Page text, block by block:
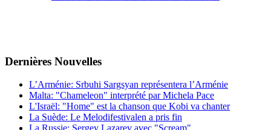
Dernières Νouvelles
L’Arménie: Srbuhi Sargsyan représentera l’Arménie
Malta: "Chameleon" interprété par Michela Pace
L'Israël: "Home" est la chanson que Kobi va chanter
La Suède: Le Melodifestivalen a pris fin